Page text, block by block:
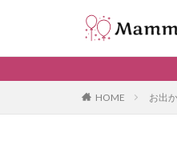
HOME お出